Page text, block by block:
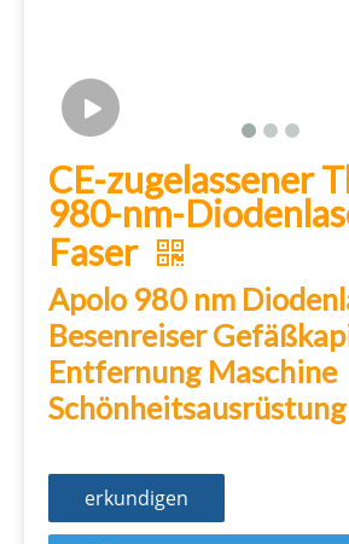
CE-zugelassener
980-nm-
Faser
Apolo 980 nm
Besenreiser
Entfernung Maschine
Schönheitsausrüstung
erkundigen